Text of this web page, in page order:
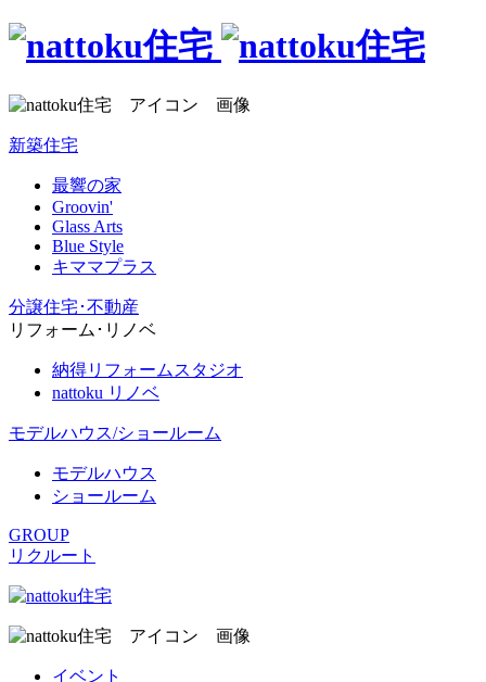
新築住宅
最響の家
Groovin'
Glass Arts
Blue Style
キママプラス
分譲住宅･不動産
リフォーム･リノベ
納得リフォームスタジオ
nattoku リノベ
モデルハウス/ショールーム
モデルハウス
ショールーム
GROUP
リクルート
イベント